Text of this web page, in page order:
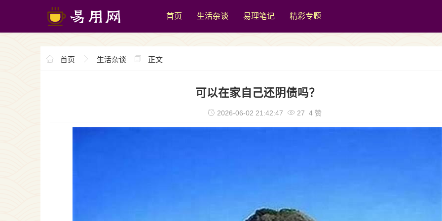
首页 生活杂谈 易理笔记 精彩专题
首页 生活杂谈 正文
可以在家自己还阴债吗？
2026-06-02 21:42:47 27 4 赞